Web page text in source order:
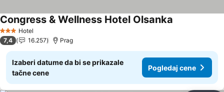
3 Zvezdice
Hotel
Congress & Wellness Hotel Olsanka
7,4 16.257 Prag
Izaberi datume da bi se prikazale
tačne cene
Pogledaj cene